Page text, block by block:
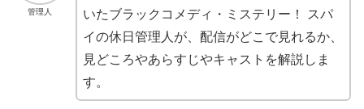
管理人
いたブラックコメディ・ミステリー！ スパ
イの休日管理人が、配信がどこで見れるか、
見どころやあらすじやキャストを解説しま
す。